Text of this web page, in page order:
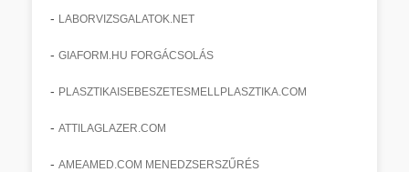
- LABORVIZSGALATOK.NET
- GIAFORM.HU FORGÁCSOLÁS
- PLASZTIKAISEBESZETESMELLPLASZTIKA.COM
- ATTILAGLAZER.COM
- AMEAMED.COM MENEDZSERSZŰRÉS